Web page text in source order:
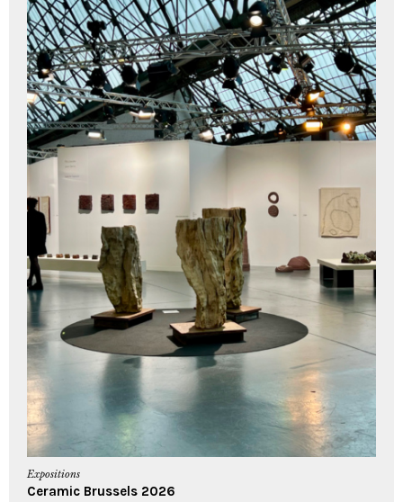
Expositions
Ceramic Brussels 2026